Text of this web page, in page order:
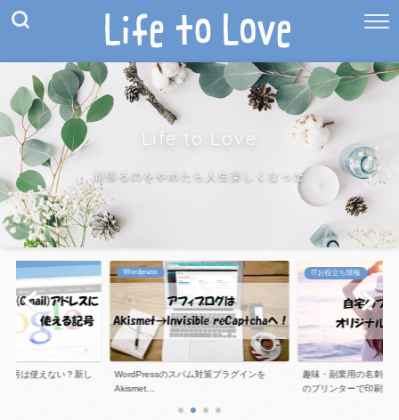
Life to Love
頑張るのをやめたら人生楽しくなった
号は使えない？新し
Wordpress
WordPressのスパム対策プラグインを
Akismet...
ITお役立ち情報
趣味・副業用の名刺は
のプリンターで印刷...